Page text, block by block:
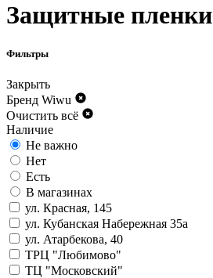
Защитные пленки
Фильтры
Закрыть
Бренд Wiwu
Очистить всё
Наличие
Не важно
Нет
Есть
В магазинах
ул. Красная, 145
ул. Кубанская Набережная 35а
ул. Атарбекова, 40
ТРЦ "Любимово"
ТЦ "Московский"